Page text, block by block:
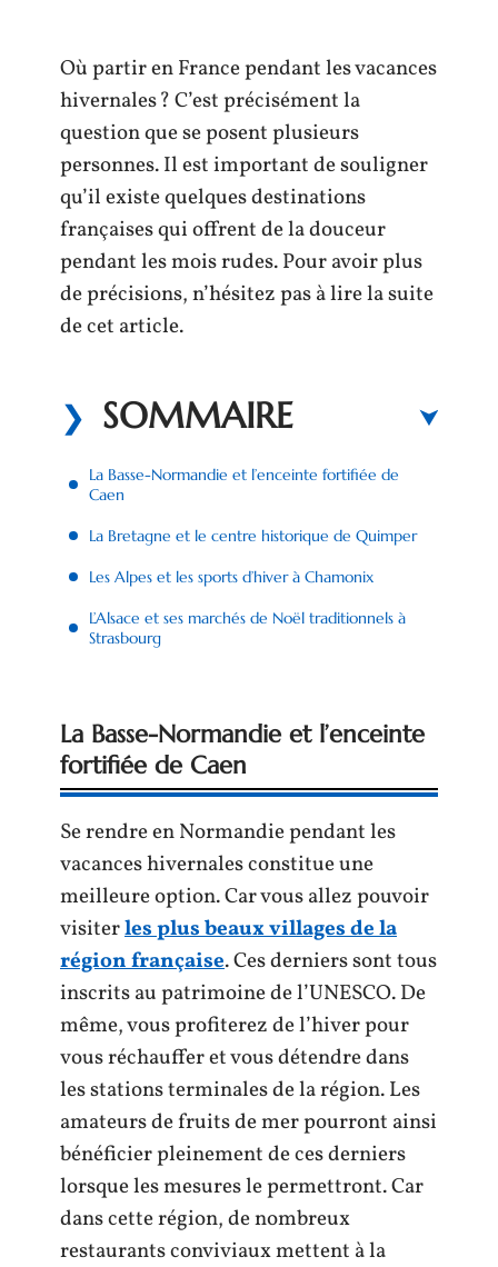
Où partir en France pendant les vacances
hivernales ? C’est précisément la
question que se posent plusieurs
personnes. Il est important de souligner
qu’il existe quelques destinations
françaises qui offrent de la douceur
pendant les mois rudes. Pour avoir plus
de précisions, n’hésitez pas à lire la suite
de cet article.
SOMMAIRE
La Basse-Normandie et l’enceinte fortifiée de
Caen
La Bretagne et le centre historique de Quimper
Les Alpes et les sports d’hiver à Chamonix
L’Alsace et ses marchés de Noël traditionnels à
Strasbourg
La Basse-Normandie et l’enceinte
fortifiée de Caen
Se rendre en Normandie pendant les
vacances hivernales constitue une
meilleure option. Car vous allez pouvoir
visiterles plus beaux villages de la
région française. Ces derniers sont tous
inscrits au patrimoine de l’UNESCO. De
même, vous profiterez de l’hiver pour
vous réchauffer et vous détendre dans
les stations terminales de la région. Les
amateurs de fruits de mer pourront ainsi
bénéficier pleinement de ces derniers
lorsque les mesures le permettront. Car
dans cette région, de nombreux
restaurants conviviaux mettent à la